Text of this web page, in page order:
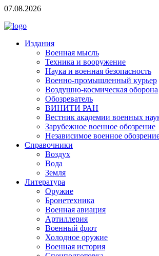
07.08.2026
Издания
Военная мысль
Техника и вооружение
Наука и военная безопасность
Военно-промышленный курьер
Воздушно-космическая оборона
Обозреватель
ВИНИТИ РАН
Вестник академии военных
Зарубежное военное обозрение
Независимое военное
Справочники
Воздух
Вода
Земля
Литература
Оружие
Бронетехника
Военная авиация
Артиллерия
Военный флот
Холодное оружие
Военная история